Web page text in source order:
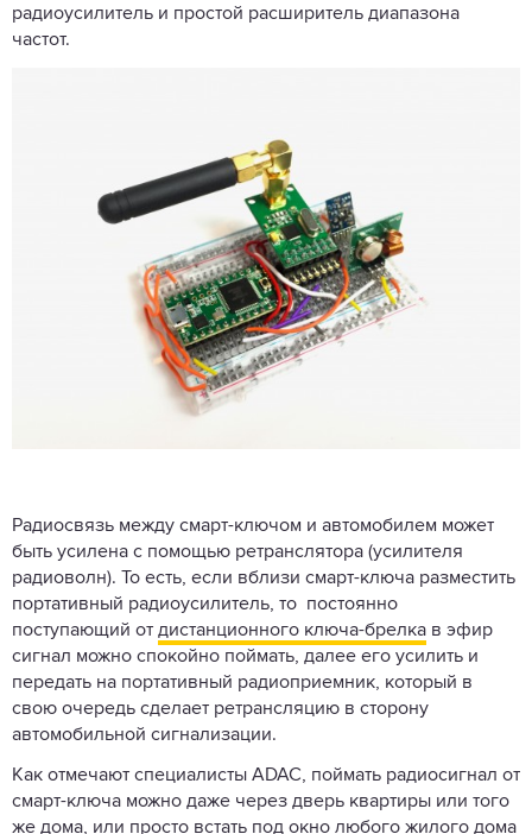
радиоусилитель и простой расширитель диапазона
частот.
Радиосвязь между смарт-ключом и автомобилем может
быть усилена с помощью ретранслятора (усилителя
радиоволн). То есть, если вблизи смарт-ключа разместить
портативный радиоусилитель, то постоянно
поступающий от дистанционного ключа-брелка в эфир
сигнал можно спокойно поймать, далее его усилить и
передать на портативный радиоприемник, который в
свою очередь сделает ретрансляцию в сторону
автомобильной сигнализации.
Как отмечают специалисты ADAC, поймать радиосигнал от
смарт-ключа можно даже через дверь квартиры или того
же дома, или просто встать под окно любого жилого дома